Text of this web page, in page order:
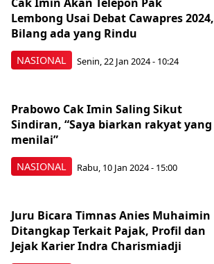
NASIONAL
Lembong Usai Debat Cawapres 2024,
Bilang ada yang Rindu
Senin, 22 Jan 2024 - 10:24
NASIONAL
Prabowo Cak Imin Saling Sikut
Sindiran, “Saya biarkan rakyat yang
menilai”
Rabu, 10 Jan 2024 - 15:00
Juru Bicara Timnas Anies Muhaimin
Ditangkap Terkait Pajak, Profil dan
Jejak Karier Indra Charismiadji